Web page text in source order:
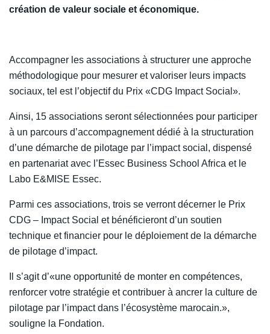
création de valeur sociale et économique.
Accompagner les associations à structurer une approche
méthodologique pour mesurer et valoriser leurs impacts
sociaux, tel est l’objectif du Prix «CDG Impact Social».
Ainsi, 15 associations seront sélectionnées pour participer
à un parcours d’accompagnement dédié à la structuration
d’une démarche de pilotage par l’impact social, dispensé
en partenariat avec l’Essec Business School Africa et le
Labo E&MISE Essec.
Parmi ces associations, trois se verront décerner le Prix
CDG – Impact Social et bénéficieront d’un soutien
technique et financier pour le déploiement de la démarche
de pilotage d’impact.
Il s’agit d’«une opportunité de monter en compétences,
renforcer votre stratégie et contribuer à ancrer la culture de
pilotage par l’impact dans l’écosystème marocain.»,
souligne la Fondation.